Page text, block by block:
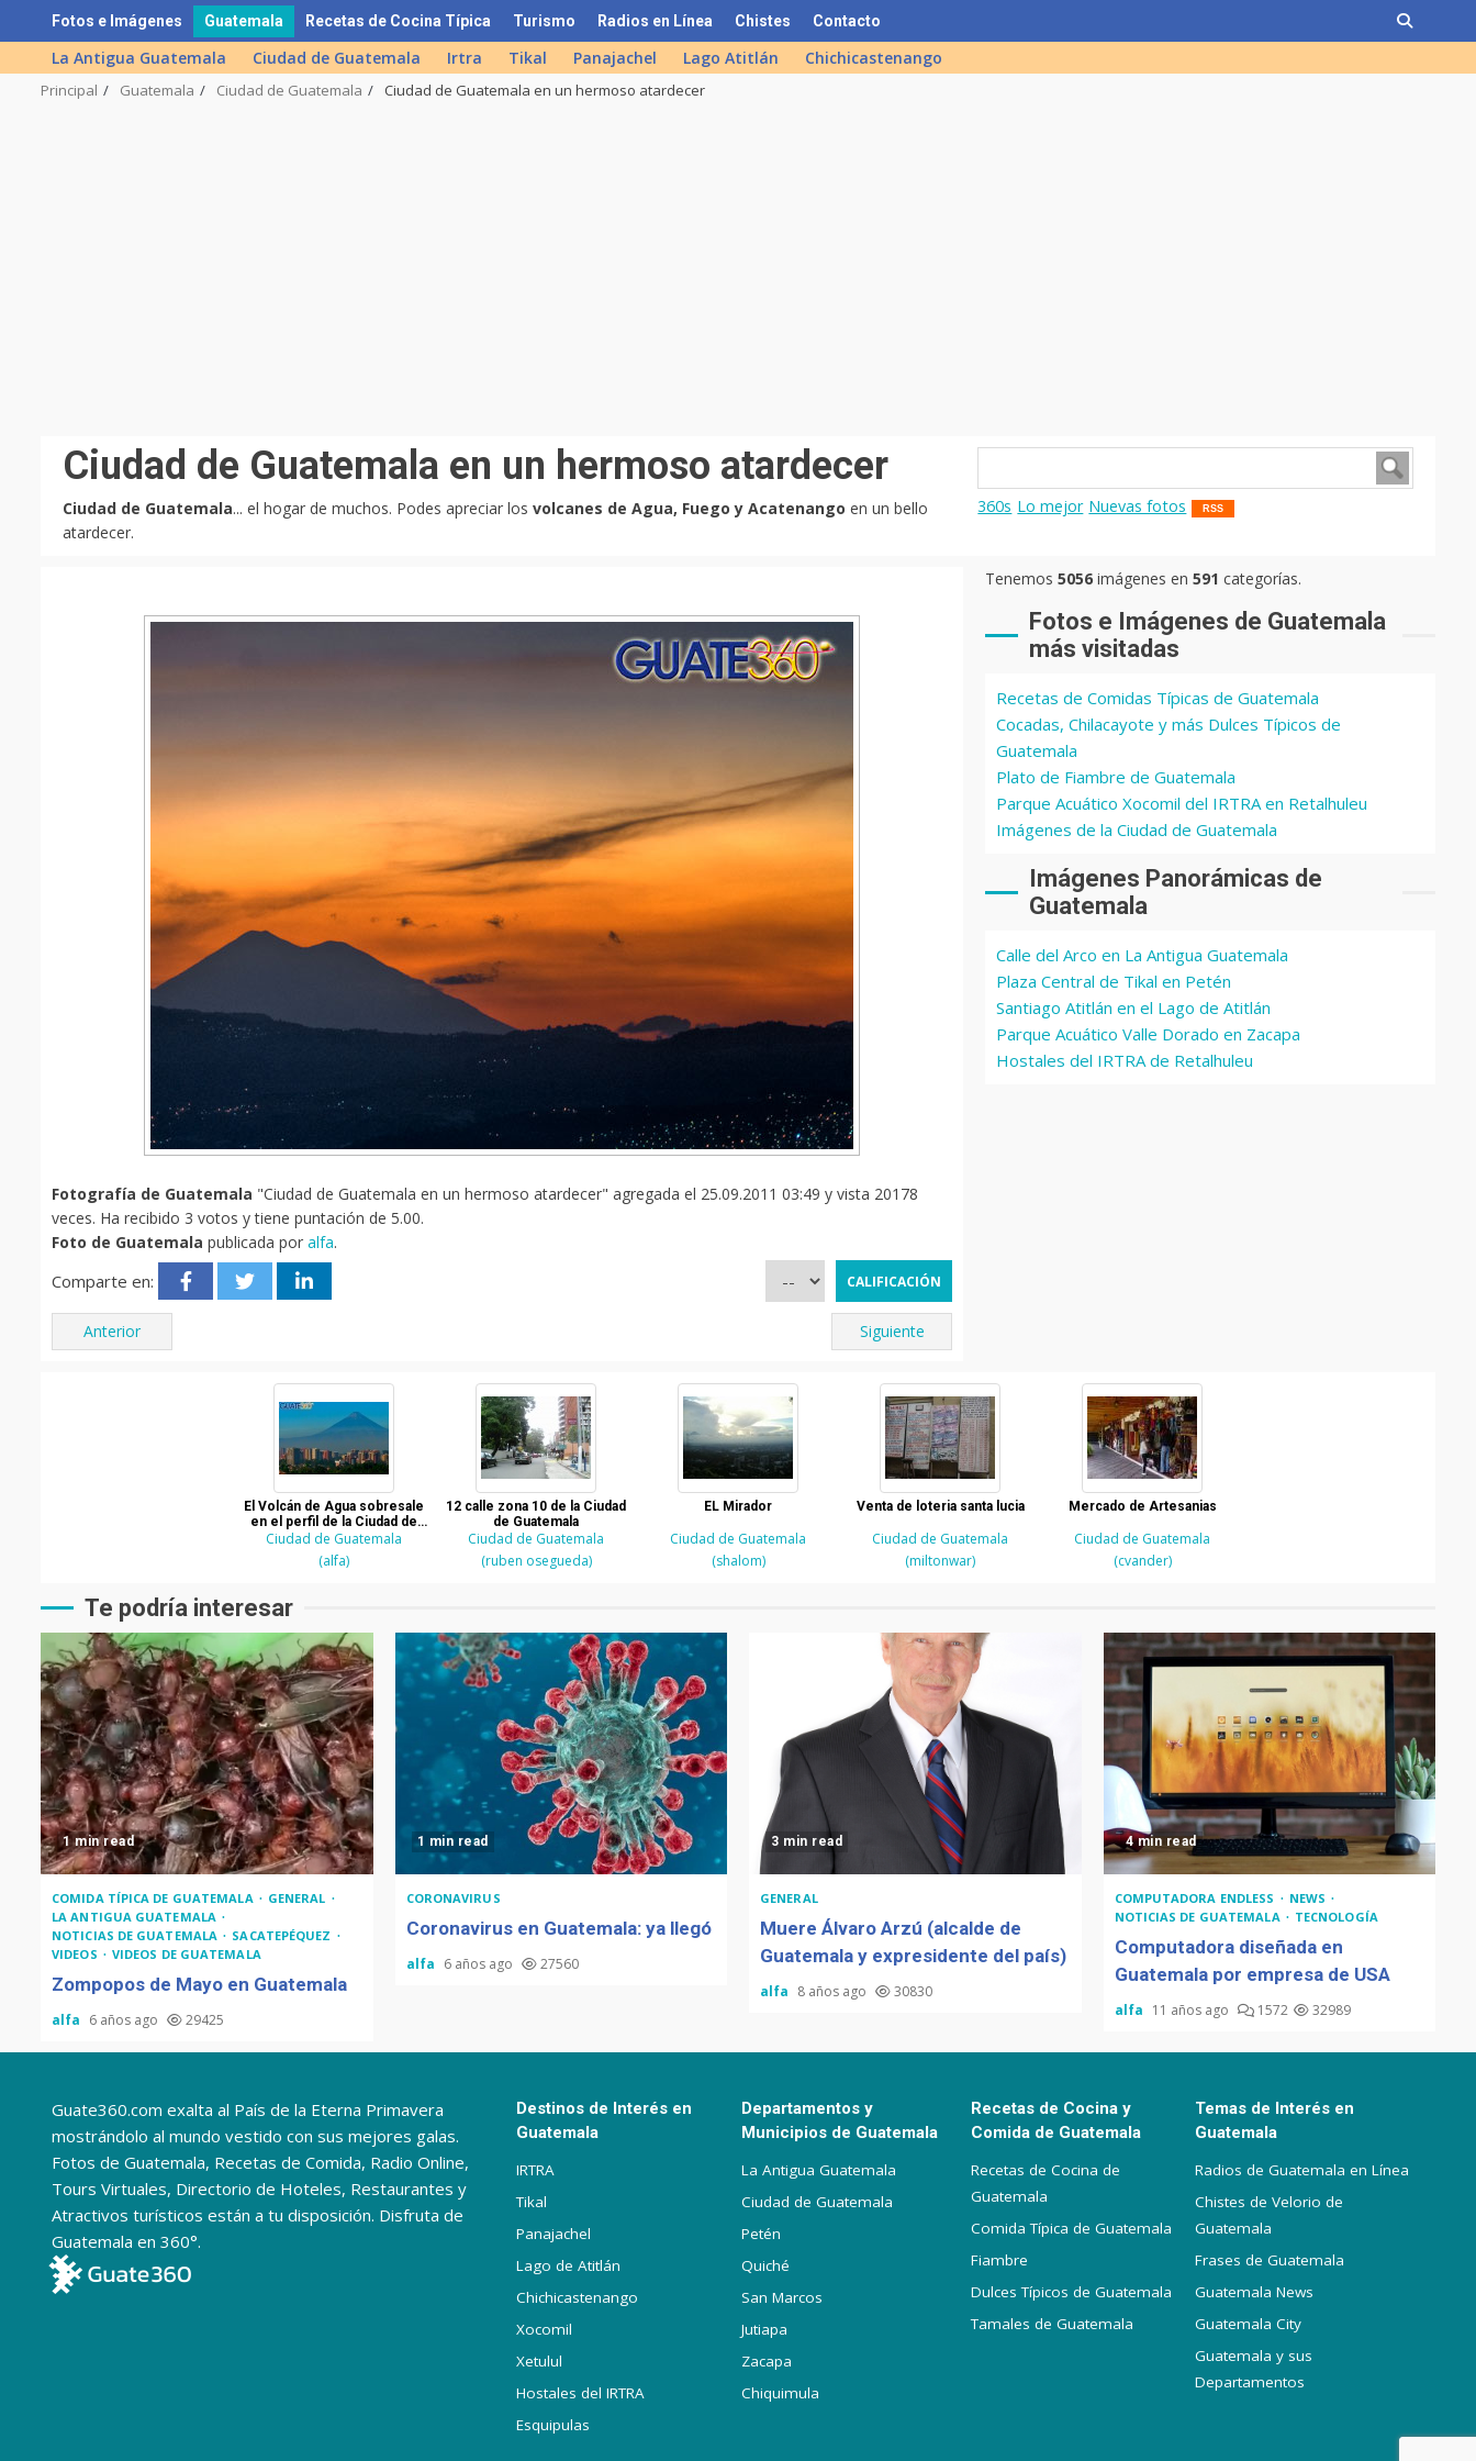
to
content
Fotos e Imágenes Guatemala Recetas de Cocina Típica Turismo Radios en Línea Chistes Contacto
La Antigua Guatemala Ciudad de Guatemala Irtra Tikal Panajachel Lago Atitlán Chichicastenango
Principal Guatemala Ciudad de Guatemala Ciudad de Guatemala en un hermoso atardecer
Ciudad de Guatemala en un hermoso atardecer
Ciudad de Guatemala... el hogar de muchos. Podes apreciar los volcanes de Agua, Fuego y Acatenango en un bello
atardecer.
360s Lo mejor Nuevas fotos RSS
Fotografía de Guatemala "Ciudad de Guatemala en un hermoso atardecer" agregada el 25.09.2011 03:49 y vista 20178
veces. Ha recibido 3 votos y tiene puntación de 5.00.
Foto de Guatemala publicada por alfa.
Comparte en:
Anterior Siguiente
Tenemos5056 imágenes en591 categorías.
Fotos e Imágenes de Guatemala
más visitadas
Recetas de Comidas Típicas de Guatemala
Cocadas, Chilacayote y más Dulces Típicos de
Guatemala
Plato de Fiambre de Guatemala
Parque Acuático Xocomil del IRTRA en Retalhuleu
Imágenes de la Ciudad de Guatemala
Imágenes Panorámicas de
Guatemala
Calle del Arco en La Antigua Guatemala
Plaza Central de Tikal en Petén
Santiago Atitlán en el Lago de Atitlán
Parque Acuático Valle Dorado en Zacapa
Hostales del IRTRA de Retalhuleu
El Volcán de Agua sobresale
en el perfil de la Ciudad de
Guatemala
Ciudad de Guatemala
(alfa)
12 calle zona 10 de la Ciudad
de Guatemala
Ciudad de Guatemala
(ruben osegueda)
EL Mirador
Ciudad de Guatemala
(shalom)
Venta de loteria santa lucia
Ciudad de Guatemala
(miltonwar)
Mercado de Artesanias
Ciudad de Guatemala
(cvander)
Te podría interesar
1 min read
COMIDA TÍPICA DE GUATEMALA
GENERAL
LA ANTIGUA GUATEMALA
NOTICIAS DE GUATEMALA
SACATEPÉQUEZ
VIDEOS
VIDEOS DE GUATEMALA
Zompopos de Mayo en Guatemala
alfa 6 años ago 29425
1 min read
CORONAVIRUS
Coronavirus en Guatemala: ya llegó
alfa 6 años ago 27560
3 min read
GENERAL
Muere Álvaro Arzú (alcalde de
Guatemala y expresidente del país)
alfa 8 años ago 30830
4 min read
COMPUTADORA ENDLESS
NEWS
NOTICIAS DE GUATEMALA
TECNOLOGÍA
Computadora diseñada en
Guatemala por empresa de USA
alfa 11 años ago 1572 32989
Guate360.com exalta al País de la Eterna Primavera
mostrándolo al mundo vestido con sus mejores galas.
Fotos de Guatemala, Recetas de Comida, Radio Online,
Tours Virtuales, Directorio de Hoteles, Restaurantes y
Atractivos turísticos están a tu disposición. Disfruta de
Guatemala en 360°.
Destinos de Interés en
Guatemala
IRTRA
Tikal
Panajachel
Lago de Atitlán
Chichicastenango
Xocomil
Xetulul
Hostales del IRTRA
Esquipulas
Departamentos y
Municipios de Guatemala
La Antigua Guatemala
Ciudad de Guatemala
Petén
Quiché
San Marcos
Jutiapa
Zacapa
Chiquimula
Recetas de Cocina y
Comida de Guatemala
Recetas de Cocina de
Guatemala
Comida Típica de Guatemala
Fiambre
Dulces Típicos de Guatemala
Tamales de Guatemala
Temas de Interés en
Guatemala
Radios de Guatemala en Línea
Chistes de Velorio de
Guatemala
Frases de Guatemala
Guatemala News
Guatemala City
Guatemala y sus
Departamentos